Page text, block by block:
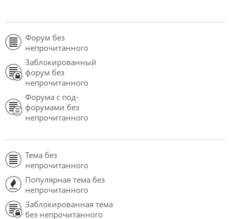
Форум без
непрочитанного
Заблокированный
форум без
непрочитанного
Форума с под-
форумами без
непрочитанного
Тема без
непрочитанного
Популярная тема без
непрочитанного
Заблокированная тема
без непрочитанного